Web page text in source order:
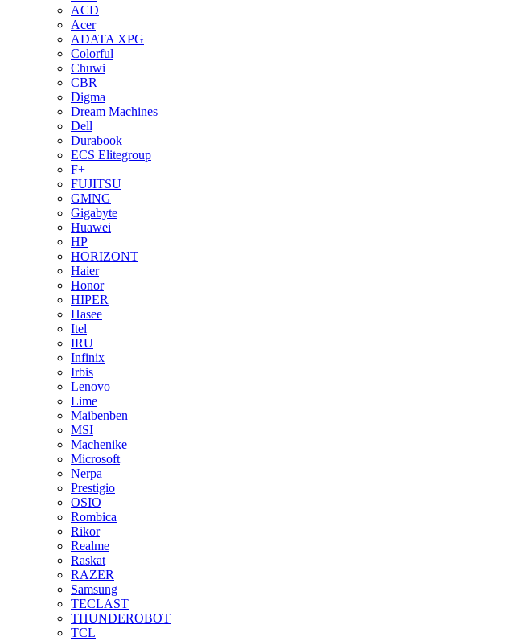
ACD
Acer
ADATA XPG
Colorful
Chuwi
CBR
Digma
Dream Machines
Dell
Durabook
ECS Elitegroup
F+
FUJITSU
GMNG
Gigabyte
Huawei
HP
HORIZONT
Haier
Honor
HIPER
Hasee
Itel
IRU
Infinix
Irbis
Lenovo
Lime
Maibenben
MSI
Machenike
Microsoft
Nerpa
Prestigio
OSIO
Rombica
Rikor
Realme
Raskat
RAZER
Samsung
TECLAST
THUNDEROBOT
TCL